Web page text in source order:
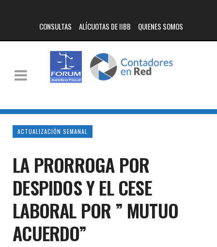
CONSULTAS ALÍCUOTAS DE IIBB QUIENES SOMOS
ACTUALIZACIÓN SEMANAL
LA PRORROGA POR
DESPIDOS Y EL CESE
LABORAL POR ” MUTUO
ACUERDO”